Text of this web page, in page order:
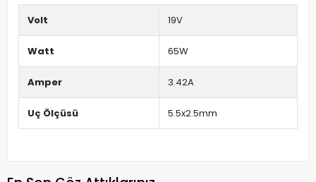
Volt 19V
Watt 65W
Amper 3.42A
Uç Ölçüsü 5.5x2.5mm